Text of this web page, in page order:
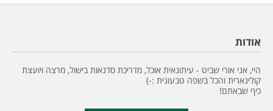
אודות
היי, אני אורי שביט - עיתונאית אוכל, מדריכת סדנאות בישול, מרצה ויועצת
קולינארית והכל בשפה טבעונית :-)
כיף שבאתם!